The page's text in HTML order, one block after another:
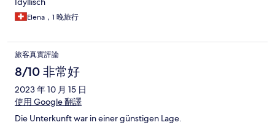
Elena，1 晚旅行
旅客真實評論
8/10 非常好
2023 年 10 月 15 日
使用 Google 翻譯
Die Unterkunft war in einer günstigen Lage.